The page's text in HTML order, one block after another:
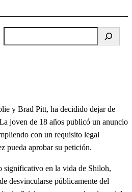
u
y Brad Pitt, ha decidido dejar de
joven de 18 años publicó un anuncio
con un requisito legal
pueda aprobar su petición.
significativo en la vida de Shiloh,
desvincularse públicamente del